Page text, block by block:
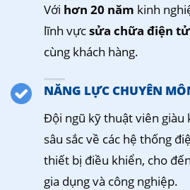
Với hơn 20 năm kinh
lĩnh vựcsửa chữa điện tử
cùng khách hàng.
NĂNG LỰC CHUYÊN
Đội ngũ kỹ thuật viên giàu
sâu sắc về các hệ thống
thiết bị điều khiển, cho
gia dụng và công nghiệp.